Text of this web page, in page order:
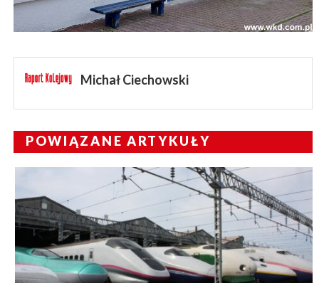
Michał Ciechowski
POWIĄZANE ARTYKUŁY